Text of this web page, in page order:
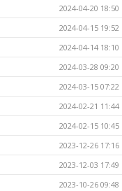
2024-04-20 18:50
2024-04-15 19:52
2024-04-14 18:10
2024-03-28 09:20
2024-03-15 07:22
2024-02-21 11:44
2024-02-15 10:45
2023-12-26 17:16
2023-12-03 17:49
2023-10-26 09:48